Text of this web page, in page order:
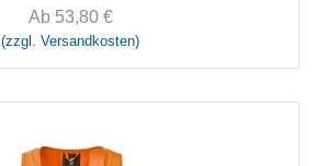
Ab 53,80€
(zzgl. Versandkosten)